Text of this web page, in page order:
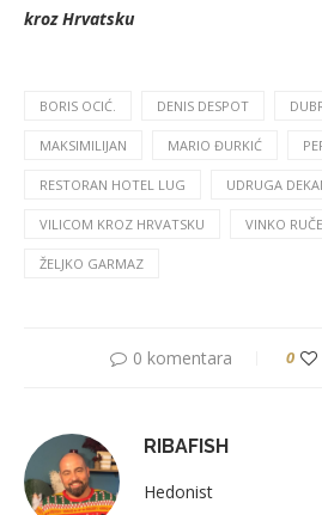
kroz Hrvatsku
BORIS OCIĆ. DENIS DESPOT
MAKSIMILIJAN MARIO ĐURKIĆ
RESTORAN HOTEL LUG UDRUGA
VILICOM KROZ HRVATSKU VINKO
ŽELJKO GARMAZ
0 komentara 0
RIBAFISH
Hedonist